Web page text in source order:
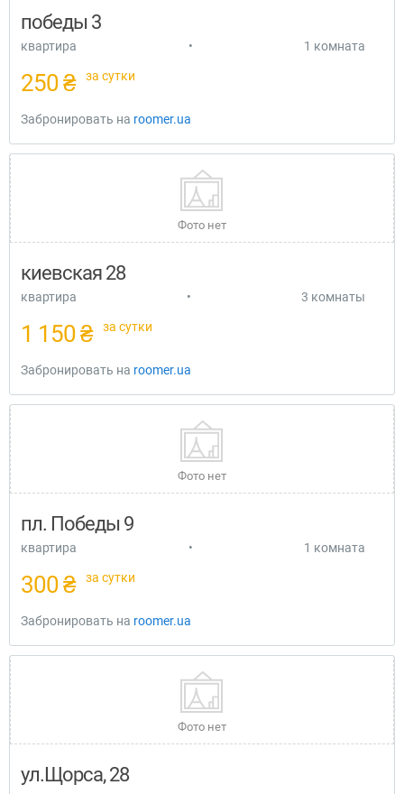
победы 3
квартира • 1 комната
250 ₴ за сутки
Забронировать на roomer.ua
Фото нет
киевская 28
квартира • 3 комнаты
1 150 ₴ за сутки
Забронировать на roomer.ua
Фото нет
пл. Победы 9
квартира • 1 комната
300 ₴ за сутки
Забронировать на roomer.ua
Фото нет
ул.Щорса, 28